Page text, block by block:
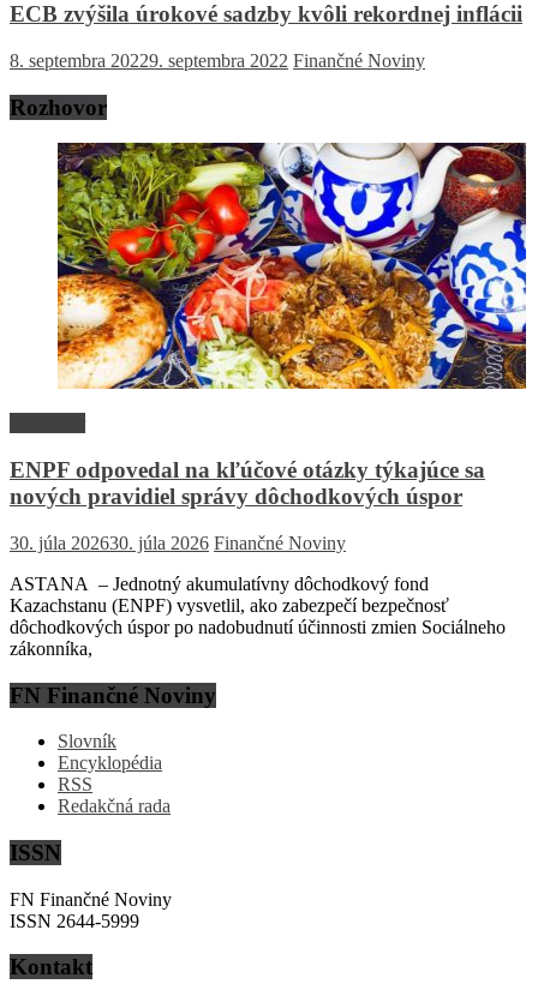
ECB zvýšila úrokové sadzby kvôli rekordnej inflácii
8. septembra 20229. septembra 2022 Finančné Noviny
Rozhovor
ENPF odpovedal na kľúčové otázky týkajúce sa
nových pravidiel správy dôchodkových úspor
30. júla 202630. júla 2026 Finančné Noviny
ASTANA – Jednotný akumulatívny dôchodkový fond
Kazachstanu (ENPF) vysvetlil, ako zabezpečí bezpečnosť
dôchodkových úspor po nadobudnutí účinnosti zmien Sociálneho
zákonníka,
FN Finančné Noviny
Slovník
Encyklopédia
RSS
Redakčná rada
ISSN
FN Finančné Noviny
ISSN 2644-5999
Kontakt